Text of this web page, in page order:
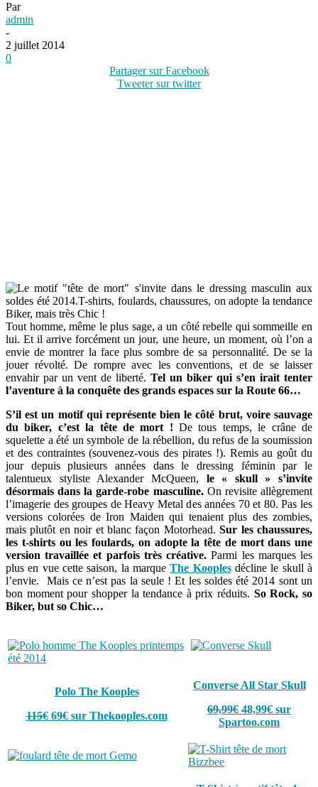
Par
admin
-
2 juillet 2014
0
Partager sur Facebook
Tweeter sur twitter
Tout homme, même le plus sage, a un côté rebelle qui sommeille en
lui. Et il arrive forcément un jour, une heure, un moment, où l’on a
envie de montrer la face plus sombre de sa personnalité. De se la
jouer révolté. De rompre avec les conventions, et de se laisser
envahir par un vent de liberté. Tel un biker qui s’en irait tenter
l’aventure à la conquête des grands espaces sur la Route 66…
S’il est un motif qui représente bien le côté brut, voire sauvage
du biker, c’est la tête de mort ! De tous temps, le crâne de
squelette a été un symbole de la rébellion, du refus de la soumission
et des contraintes (souvenez-vous des pirates !). Remis au goût du
jour depuis plusieurs années dans le dressing féminin par le
talentueux styliste Alexander McQueen, le « skull » s’invite
désormais dans la garde-robe masculine.On revisite allègrement
l’imagerie des groupes de Heavy Metal des années 70 et 80. Pas les
versions colorées de Iron Maiden qui tenaient plus des zombies,
mais plutôt en noir et blanc façon Motorhead.Sur les chaussures,
les t-shirts ou les foulards, on adopte la tête de mort dans une
version travaillée et parfois très créative. Parmi les marques les
plus en vue cette saison, la marqueThe Kooplesdécline le skull à
l’envie. Mais ce n’est pas la seule ! Et les soldes été 2014 sont un
bon moment pour shopper la tendance à prix réduits. So Rock, so
Biker, but so Chic…
Polo The Kooples
115€69€ sur Thekooples.com
Converse All Star Skull
69,99€ 48,99€ sur
Spartoo.com